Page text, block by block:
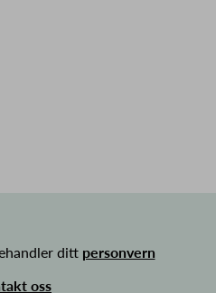
ditt personvern
oss